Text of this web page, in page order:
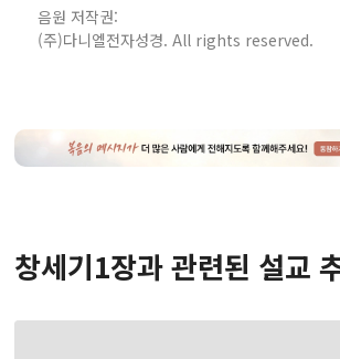
음원 저작권:
(주)다니엘전자성경. All rights reserved.
창세기1장과 관련된 설교